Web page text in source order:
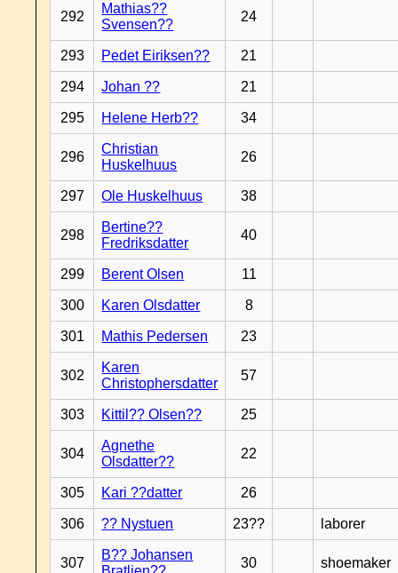
292
Mathias??
Svensen??
24
293 Pedet Eiriksen?? 21
294 Johan ?? 21
295 Helene Herb?? 34
296
Christian
Huskelhuus
26
297 Ole Huskelhuus 38
298
Bertine??
Fredriksdatter
40
299 Berent Olsen 11
300 Karen Olsdatter 8
301 Mathis Pedersen 23
302
Karen
Christophersdatter
57
303 Kittil?? Olsen?? 25
304
Agnethe
Olsdatter??
22
305 Kari ??datter 26
306 ?? Nystuen 23?? laborer
307
B?? Johansen
30 shoemaker